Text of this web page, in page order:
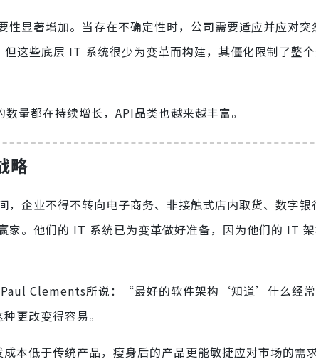
显著增加。当存在不确定性时，公司需要适应并应对突
这些底层 IT 系统很少为变革而构建，其僵化限制了整
量都在持续增长，API品类也越来越丰富。
略
企业不得不转向电子商务、非接触式店内取货、数字银
家。他们的 IT 系统已为变革做好准备，因为他们的 IT
Clements所说：“最好的软件架构‘知道’什么经
更改变得容易。
本低于传统产品，瘦身后的产品更能敏捷应对市场的需